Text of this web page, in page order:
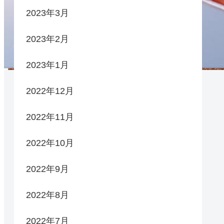
2023年3月
2023年2月
2023年1月
2022年12月
2022年11月
2022年10月
2022年9月
2022年8月
2022年7月